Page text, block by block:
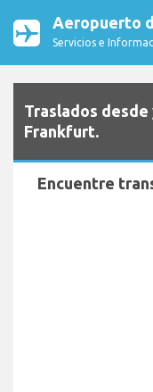
Aeropuerto
Servicios e
Traslados
Frankfurt.
Encuentre